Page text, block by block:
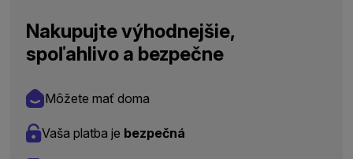
Nakupujte výhodnejšie,
spoľahlivo a bezpečne
Môžete mať doma
Vaša platba je bezpečná